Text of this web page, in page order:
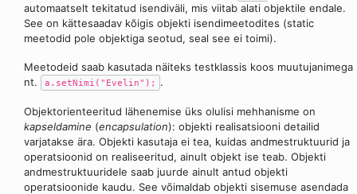
automaatselt tekitatud isendiväli, mis viitab alati objektile endale.
See on kättesaadav kõigis objekti isendimeetodites (static
meetodid pole objektiga seotud, seal see ei toimi).
Meetodeid saab kasutada näiteks testklassis koos muutujanimega
nt.
a.setNimi("Evelin"); .
Objektorienteeritud lähenemise üks olulisi mehhanisme on
kapseldamine (encapsulation): objekti realisatsiooni detailid
varjatakse ära. Objekti kasutaja ei tea, kuidas andmestruktuurid ja
operatsioonid on realiseeritud, ainult objekt ise teab. Objekti
andmestruktuuridele saab juurde ainult antud objekti
operatsioonide kaudu. See võimaldab objekti sisemuse asendada